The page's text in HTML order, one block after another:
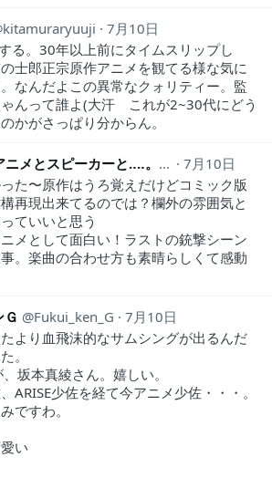
kitamuraryuuji
7月10日
る。30年以上前にタイムスリップし
士郎正宗原作アニメを観てる様な気に
なんだよこの異常なクォリティー。監
んって誰よ(大汗 これが2~30代にどう
かがさっぱり分からん。
kato19@アニメとスピーカーと‥‥。 id_kato_19
7月10日
た〜原作はうろ覚えだけどコミック版
再現出来てるのでは？欄外の雰囲気と
ていいと思う
メとして面白い！ラストの銃撃シーン
。楽曲の合わせ方も素晴らしくて感動
Ｇ Fukui_ken_G
7月10日
より血飛沫的なサムシングが出るんだ
。
坂本真綾さん。嬉しい。
ARISE少佐を経て今アニメ少佐・・・。
ですわ。
い